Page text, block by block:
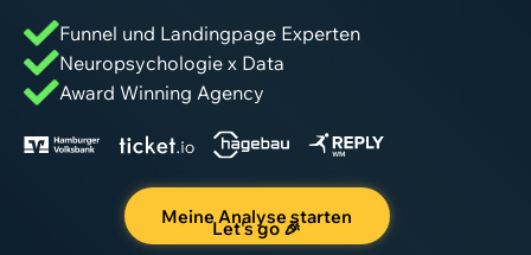
Funnel und Landingpage Experten
Neuropsychologie x Data
Award Winning Agency
Meine Analyse starten
Let's go 🎉